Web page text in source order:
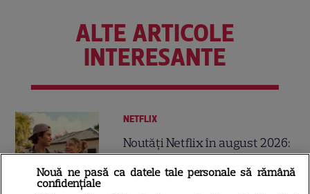
ALTE ARTICOLE
INTERESANTE
16
NETFLIX
Noutăți Netflix în august 2026:
Robert De Niro, „Nosferatu” și
noile sezoane din „Outer
Nouă ne pasă ca datele tale personale să rămână
confidențiale